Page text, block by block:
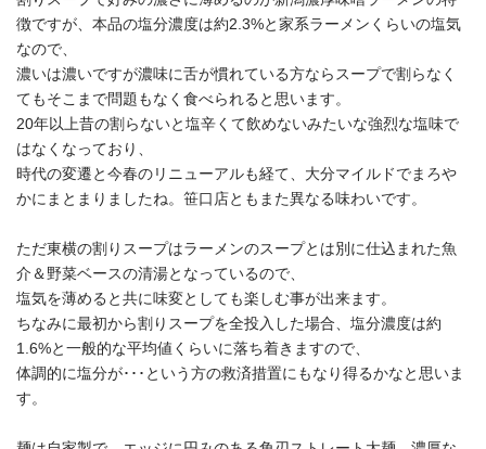
徴ですが、本品の塩分濃度は約2.3%と家系ラーメンくらいの塩気
なので、
濃いは濃いですが濃味に舌が慣れている方ならスープで割らなく
てもそこまで問題もなく食べられると思います。
20年以上昔の割らないと塩辛くて飲めないみたいな強烈な塩味で
はなくなっており、
時代の変遷と今春のリニューアルも経て、大分マイルドでまろや
かにまとまりましたね。笹口店ともまた異なる味わいです。
ただ東横の割りスープはラーメンのスープとは別に仕込まれた魚
介＆野菜ベースの清湯となっているので、
塩気を薄めると共に味変としても楽しむ事が出来ます。
ちなみに最初から割りスープを全投入した場合、塩分濃度は約
1.6%と一般的な平均値くらいに落ち着きますので、
体調的に塩分が･･･という方の救済措置にもなり得るかなと思いま
す。